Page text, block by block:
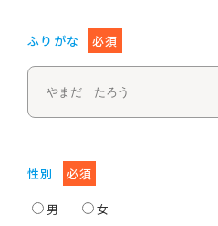
ふりがな 必須
性別 必須
男 女